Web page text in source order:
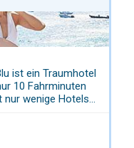
ist ein Traumhotel
10 Fahrminuten
nur wenige Hotels